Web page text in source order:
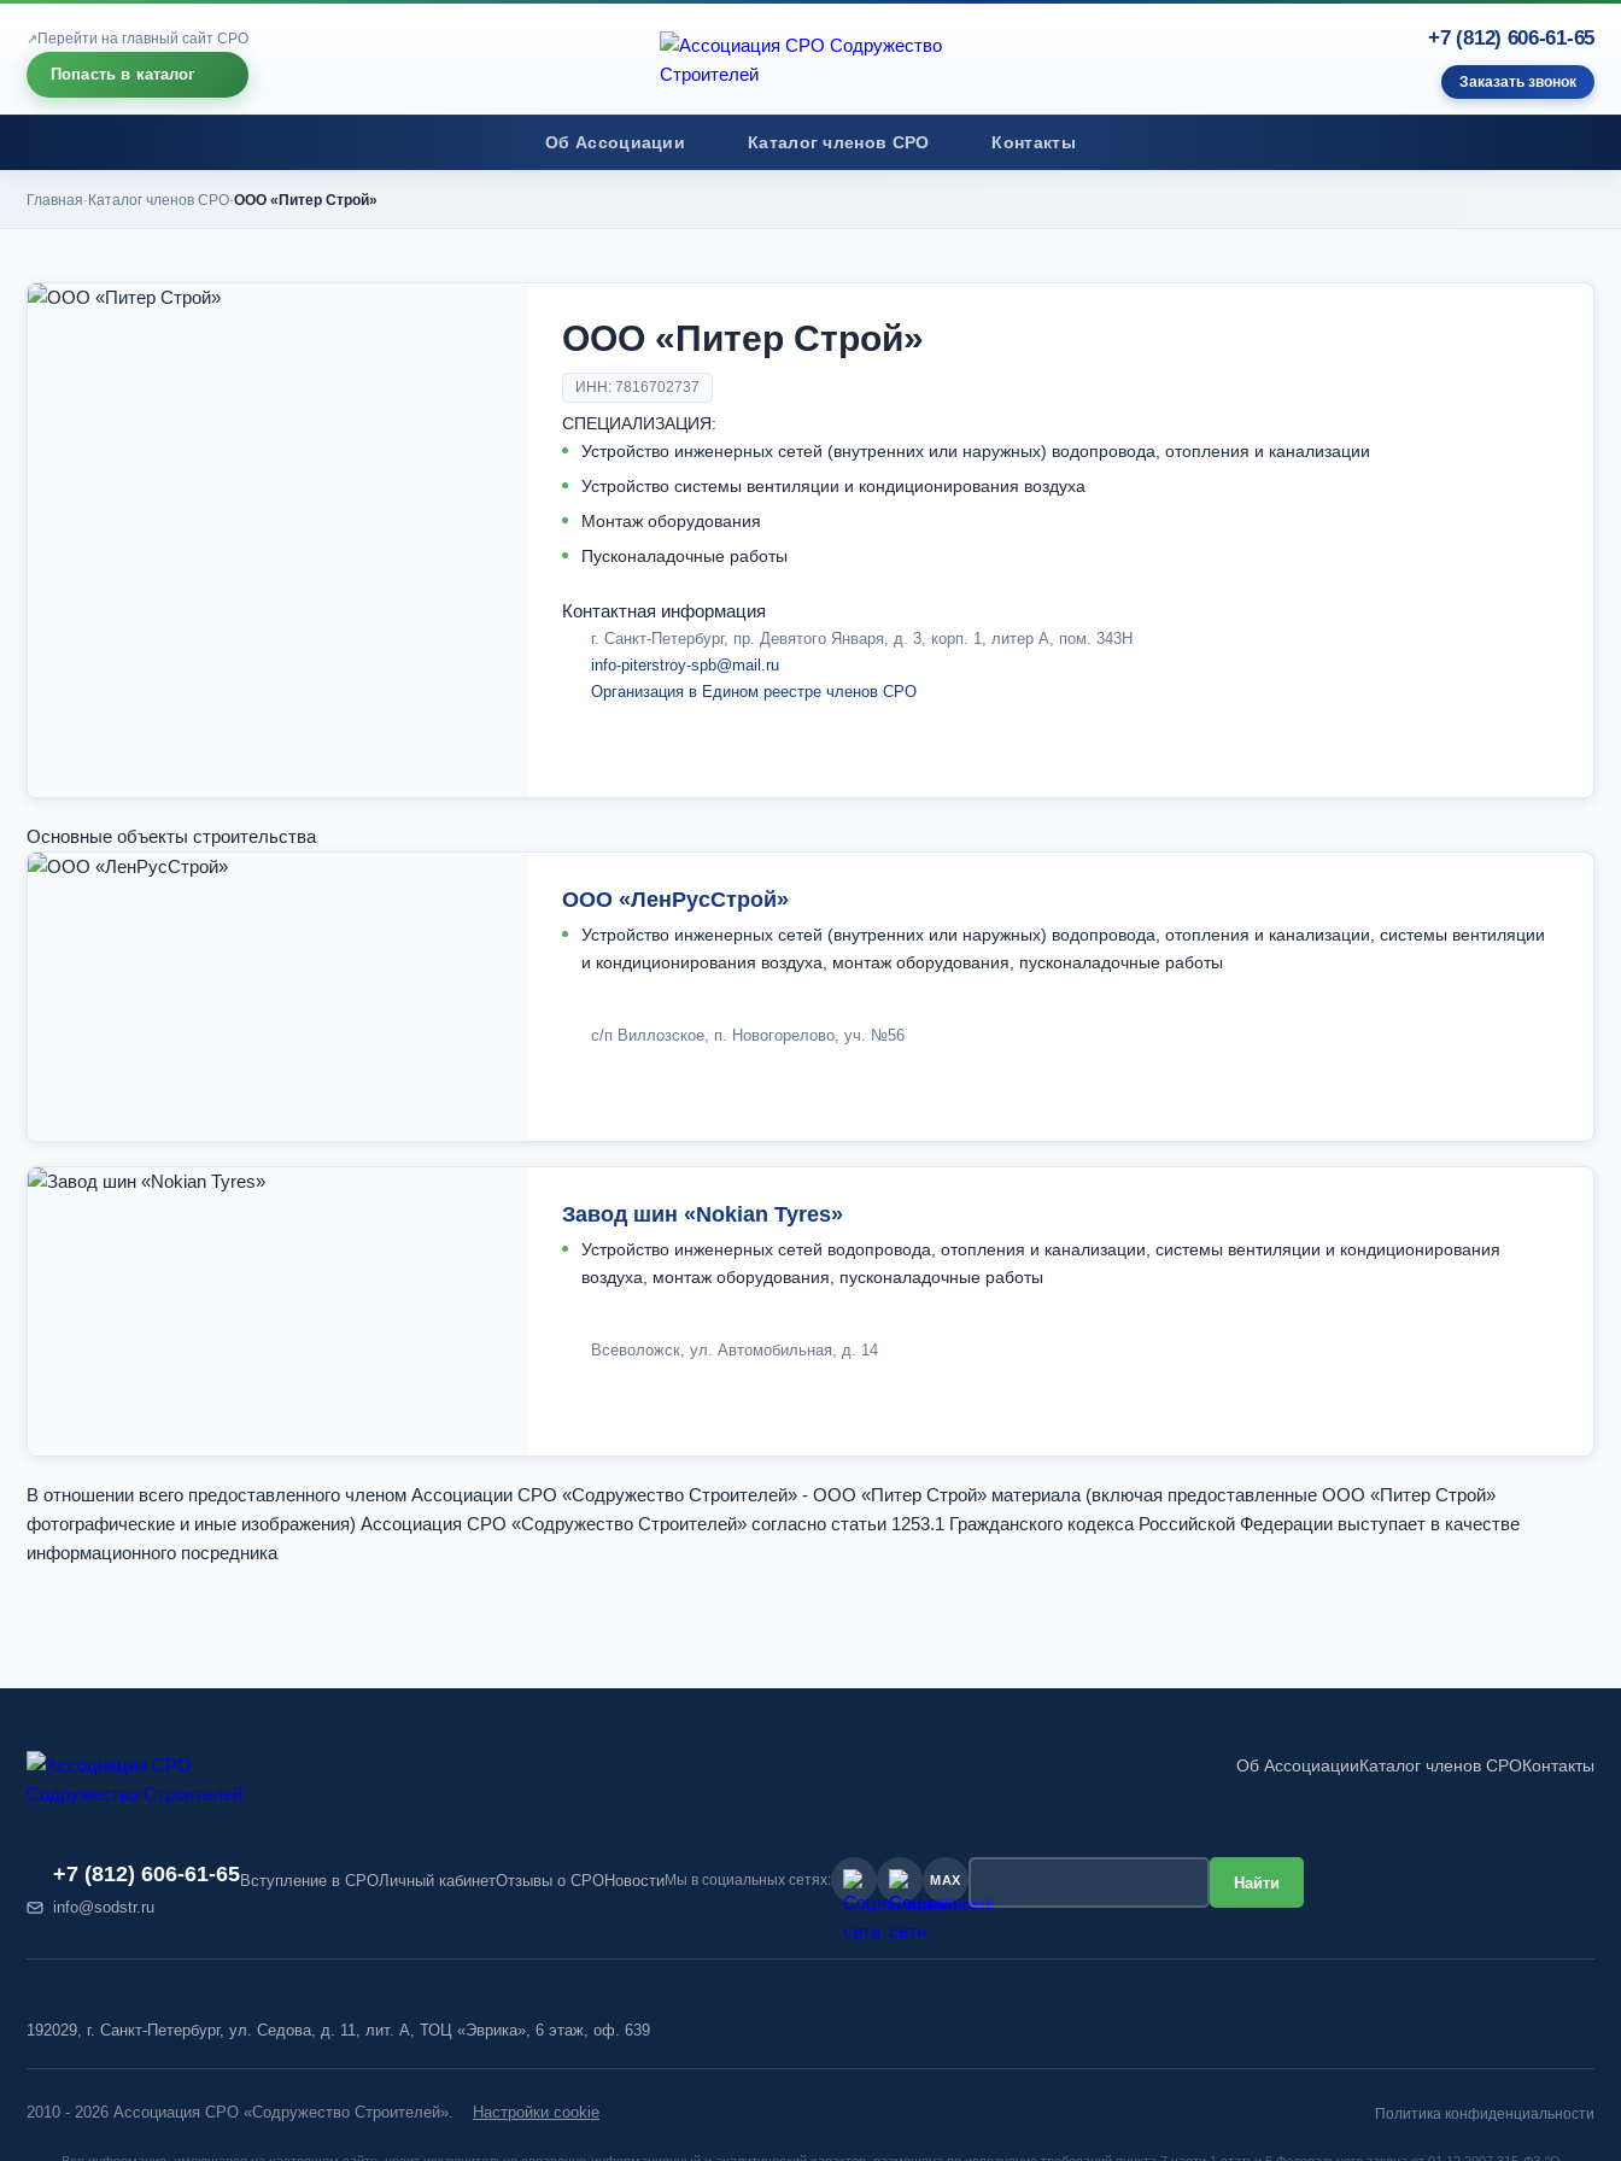
Перейти на главный сайт СРО
Попасть в каталог
+7 (812) 606-61-65
Заказать звонок
Об Ассоциации Каталог членов СРО Контакты
Главная- Каталог членов СРО-ООО «Питер Строй»
ООО «Питер Строй»
ИНН: 7816702737
СПЕЦИАЛИЗАЦИЯ:
Устройство инженерных сетей (внутренних или наружных) водопровода, отопления и канализации
Устройство системы вентиляции и кондиционирования воздуха
Монтаж оборудования
Пусконаладочные работы
Контактная информация
г. Санкт-Петербург, пр. Девятого Января, д. 3, корп. 1, литер А, пом. 343Н
info-piterstroy-spb@mail.ru
Организация в Едином реестре членов СРО
Основные объекты строительства
ООО «ЛенРусСтрой»
Устройство инженерных сетей (внутренних или наружных) водопровода, отопления и канализации, системы вентиляции
и кондиционирования воздуха, монтаж оборудования, пусконаладочные работы
с/п Виллозское, п. Новогорелово, уч. №56
Завод шин «Nokian Tyres»
Устройство инженерных сетей водопровода, отопления и канализации, системы вентиляции и кондиционирования
воздуха, монтаж оборудования, пусконаладочные работы
Всеволожск, ул. Автомобильная, д. 14
В отношении всего предоставленного членом Ассоциации СРО «Содружество Строителей» - ООО «Питер Строй» материала (включая предоставленные ООО «Питер Строй»
фотографические и иные изображения) Ассоциация СРО «Содружество Строителей» согласно статьи 1253.1 Гражданского кодекса Российской Федерации выступает в качестве
информационного посредника
Об АссоциацииКаталог членов СРОКонтакты
+7 (812) 606-61-65
info@sodstr.ru
Вступление в СРОЛичный кабинетОтзывы о СРОНовостиМы в социальных сетях: MAX
192029, г. Санкт-Петербург, ул. Седова, д. 11, лит. А, ТОЦ «Эврика», 6 этаж, оф. 639
2010 - 2026 Ассоциация СРО «Содружество Строителей». Настройки cookie Политика конфиденциальности